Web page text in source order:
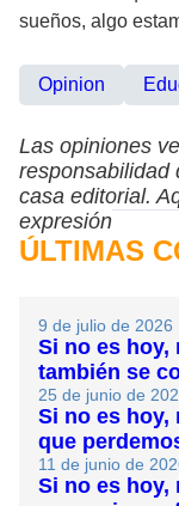
sueños, algo
Opinion
Las opiniones
responsabilidad
casa editorial.
expresión
ÚLTIMAS
9 de julio de 2026
Si no es hoy,
también se
25 de junio de
Si no es hoy,
que
11 de junio de
Si no es hoy,